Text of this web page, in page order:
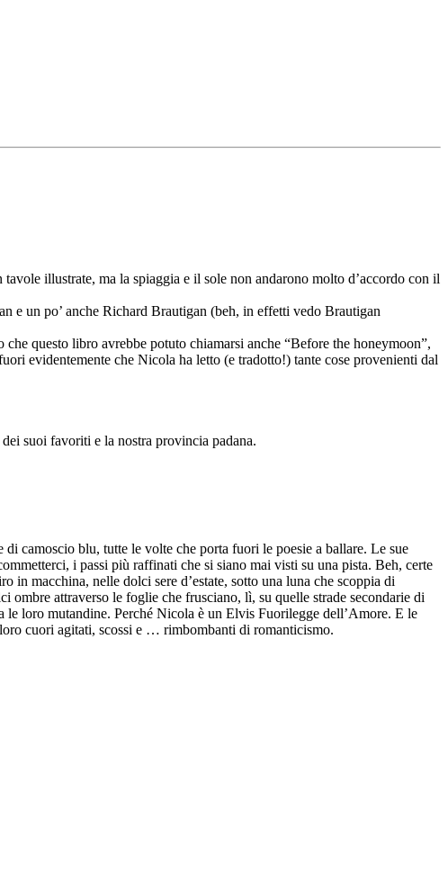
illustrate, ma la spiaggia e il sole non andarono molto d’accordo con il
e un po’ anche Richard Brautigan (beh, in effetti vedo Brautigan
questo libro avrebbe potuto chiamarsi anche “Before the honeymoon”,
evidentemente che Nicola ha letto (e tradotto!) tante cose provenienti dal
suoi favoriti e la nostra provincia padana.
camoscio blu, tutte le volte che porta fuori le poesie a ballare. Le sue
i passi più raffinati che si siano mai visti su una pista. Beh, certe
macchina, nelle dolci sere d’estate, sotto una luna che scoppia di
attraverso le foglie che frusciano, lì, su quelle strade secondarie di
loro mutandine. Perché Nicola è un Elvis Fuorilegge dell’Amore. E le
cuori agitati, scossi e … rimbombanti di romanticismo.